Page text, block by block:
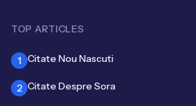
TOP ARTICLES
1 Citate Nou Nascuti
2 Citate Despre Sora